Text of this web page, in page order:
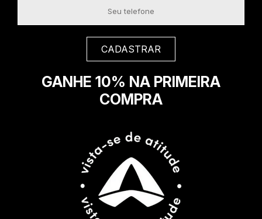
GANHE 10% NA PRIMEIRA
COMPRA